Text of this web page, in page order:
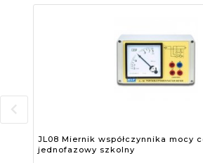
JL08 Miernik współczynnika mocy
jednofazowy szkolny